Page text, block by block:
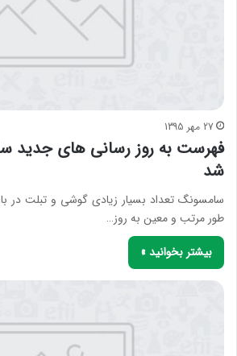
27 مهر 1395
فهرست به روز رسانی های جدید
شد
سامسونگ تعداد بسیار زیادی گوشی و تبلت در
طور مرتب و معین به روز…
بیشتر بخوانید »